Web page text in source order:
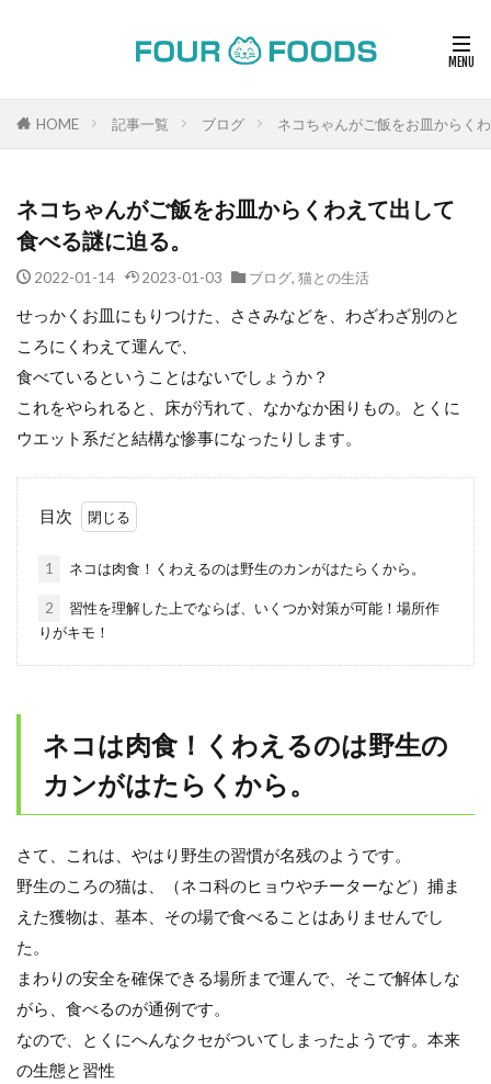
HOME 記事一覧 ブログ ネコちゃんがご飯をお皿からく
ネコちゃんがご飯をお皿からくわえて出して
食べる謎に迫る。
2022-01-14 2023-01-03 ブログ, 猫との生活
せっかくお皿にもりつけた、ささみなどを、わざわざ別のと
ころにくわえて運んで、
食べているということはないでしょうか？
これをやられると、床が汚れて、なかなか困りもの。とくに
ウエット系だと結構な惨事になったりします。
目次
1 ネコは肉食！くわえるのは野生のカンがはたらくから。
2
習性を理解した上でならば、いくつか対策が可能！場所作
りがキモ！
ネコは肉食！くわえるのは野生の
カンがはたらくから。
さて、これは、やはり野生の習慣が名残のようです。
野生のころの猫は、（ネコ科のヒョウやチーターなど）捕ま
えた獲物は、基本、その場で食べることはありませんでし
た。
まわりの安全を確保できる場所まで運んで、そこで解体しな
がら、食べるのが通例です。
なので、とくにへんなクセがついてしまったようです。本来
の生態と習性